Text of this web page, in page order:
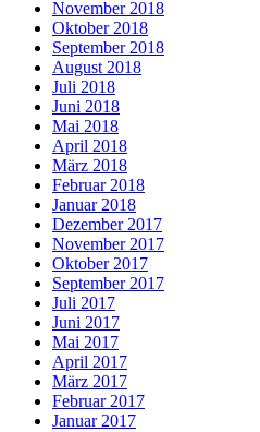
November 2018
Oktober 2018
September 2018
August 2018
Juli 2018
Juni 2018
Mai 2018
April 2018
März 2018
Februar 2018
Januar 2018
Dezember 2017
November 2017
Oktober 2017
September 2017
Juli 2017
Juni 2017
Mai 2017
April 2017
März 2017
Februar 2017
Januar 2017